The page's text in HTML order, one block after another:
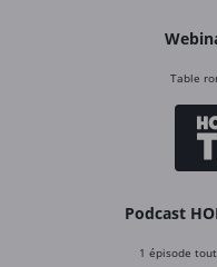
Table
Podcast
1 épisode